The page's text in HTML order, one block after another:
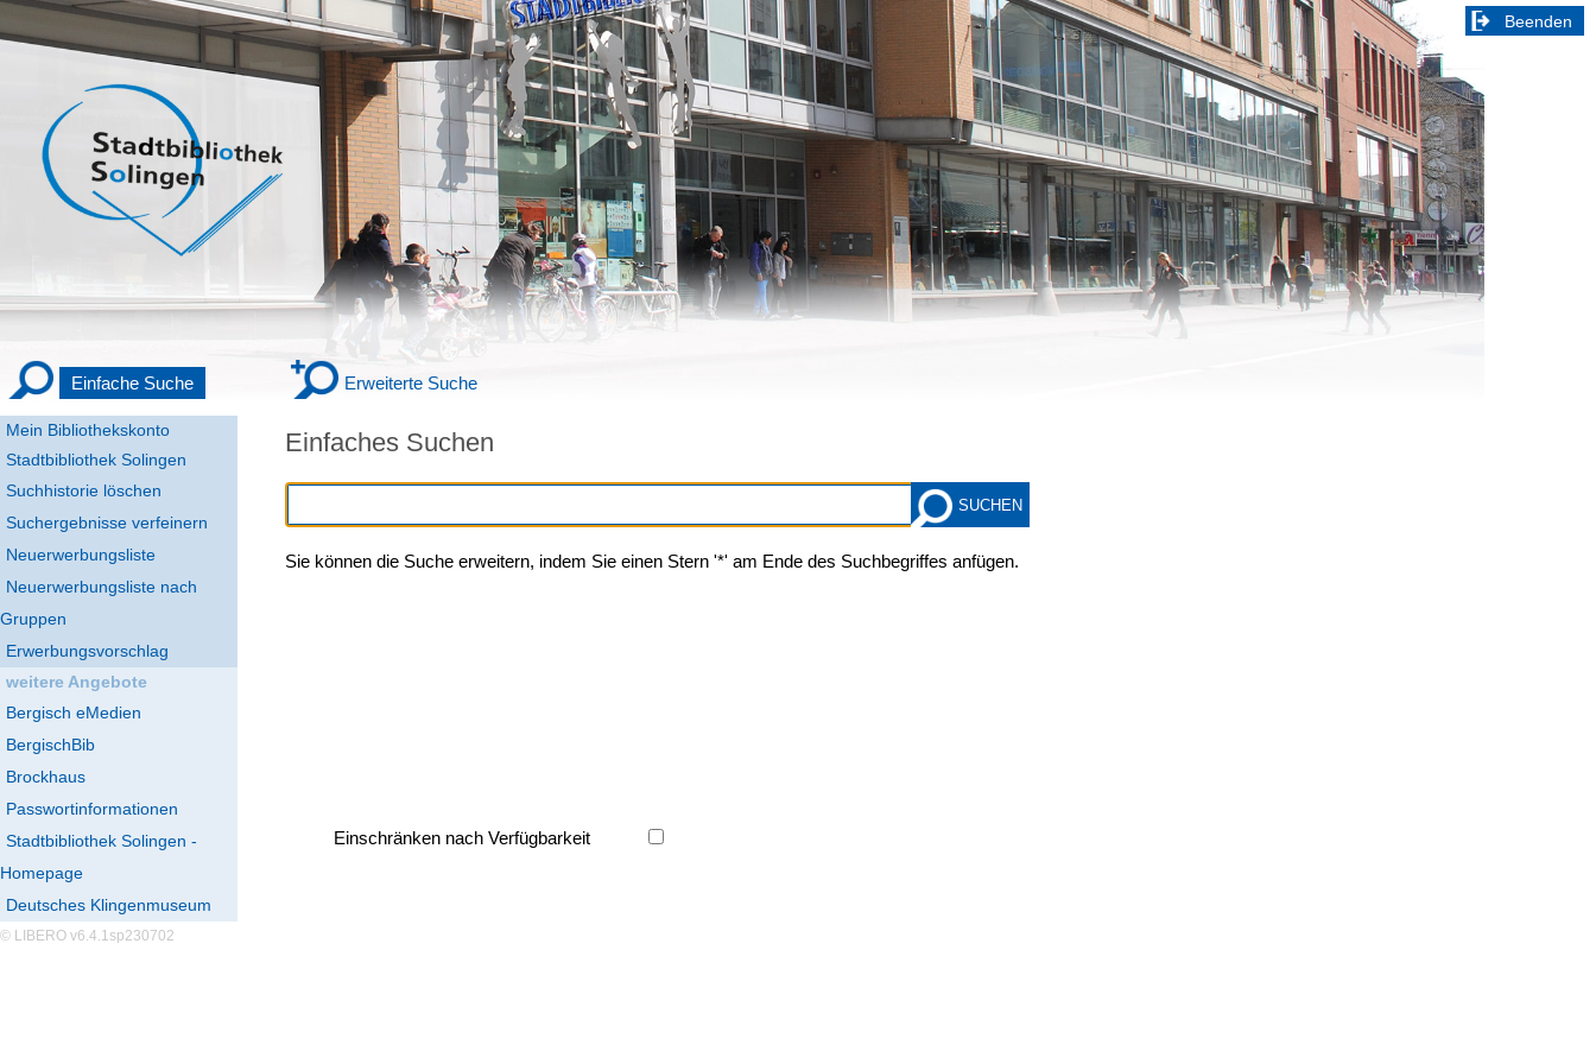
Mein Bibliothekskonto
Stadtbibliothek Solingen
Einfache Suche Erweiterte Suche
Suchhistorie löschen
Suchergebnisse verfeinern
Beenden
Neuerwerbungsliste
Neuerwerbungsliste nach
Gruppen
Erwerbungsvorschlag
weitere Angebote
Bergisch eMedien
BergischBib
Brockhaus
Passwortinformationen
Stadtbibliothek Solingen -
Homepage
Deutsches Klingenmuseum
© LIBERO v6.4.1sp230702
Einfaches Suchen
Sie können die Suche erweitern, indem Sie einen Stern '*' am Ende des Suchbegriffes anfügen.
Einschränken nach Verfügbarkeit